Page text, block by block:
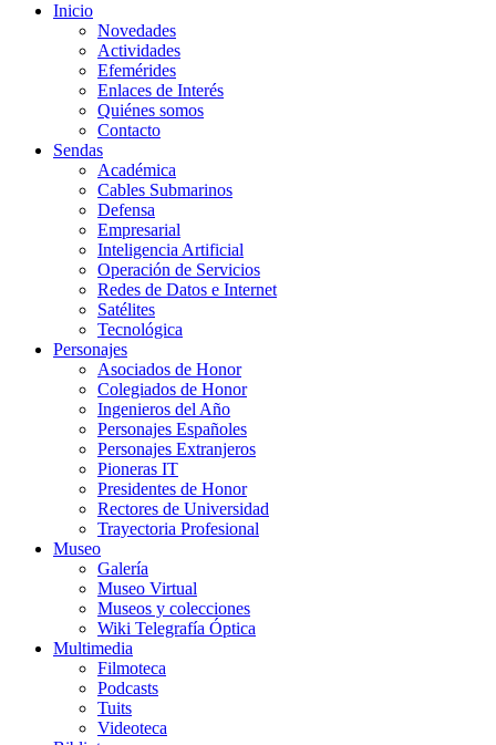
Inicio
Novedades
Actividades
Efemérides
Enlaces de Interés
Quiénes somos
Contacto
Sendas
Académica
Cables Submarinos
Defensa
Empresarial
Inteligencia Artificial
Operación de Servicios
Redes de Datos e Internet
Satélites
Tecnológica
Personajes
Asociados de Honor
Colegiados de Honor
Ingenieros del Año
Personajes Españoles
Personajes Extranjeros
Pioneras IT
Presidentes de Honor
Rectores de Universidad
Trayectoria Profesional
Museo
Galería
Museo Virtual
Museos y colecciones
Wiki Telegrafía Óptica
Multimedia
Filmoteca
Podcasts
Tuits
Videoteca